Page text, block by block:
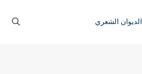
الديوان الشعري